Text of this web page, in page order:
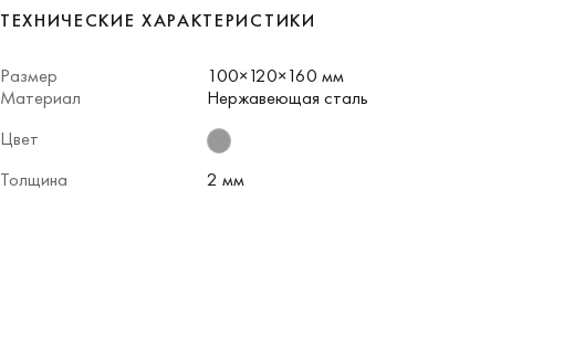
ТЕХНИЧЕСКИЕ ХАРАКТЕРИСТИКИ
Размер
100×120×160 мм
Материал
Нержавеющая сталь
Цвет
Толщина
2 мм